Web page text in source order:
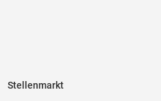
Stellenmarkt